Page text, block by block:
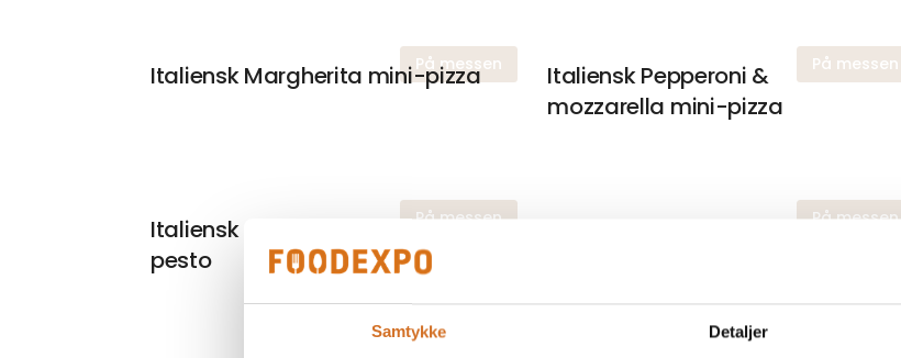
Samtykke Detaljer
På messen
Italiensk Margherita mini-pizza På messen
Italiensk Pepperoni &
mozzarella mini-pizza
På messen
Italiensk panini med kylling &
pesto
På messen